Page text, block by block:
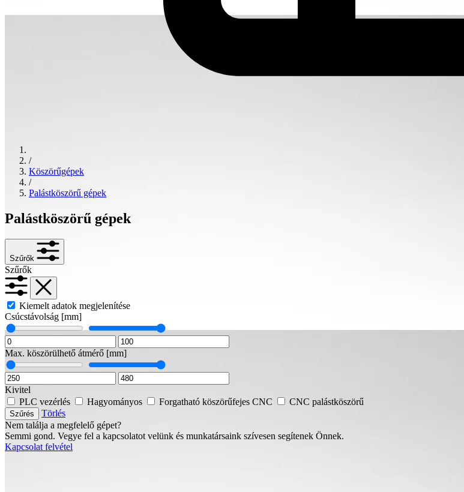
/
Köszörűgépek
/
Palástköszörű gépek
Palástköszörű gépek
Szűrők
Szűrők
Kiemelt adatok megjelenítése
Csúcstávolság [mm]
Max. köszörülhető átmérő [mm]
Kivitel
PLC vezérlés
Hagyományos Forgatható köszörűfejes CNC CNC palástköszörű
Szűrés
Törlés
Nem találja a megfelelő gépet?
Semmi gond. Vegye fel a kapcsolatot velünk és munkatársaink szívesen segítenek Önnek.
Kapcsolat felvétel